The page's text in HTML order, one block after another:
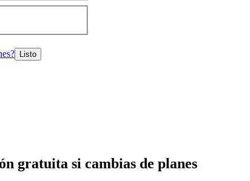
Listo
gratuita si cambias de planes